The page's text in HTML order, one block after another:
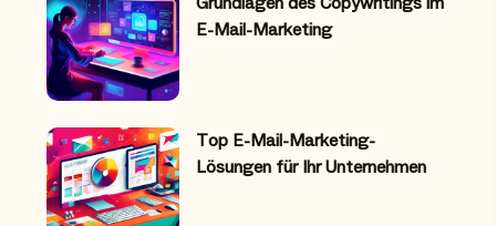
E-Mail-Marketing
Top E-Mail-Marketing-
Lösungen für Ihr Unternehmen